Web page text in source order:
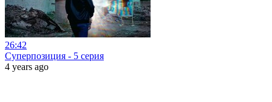
26:42
Суперпозиция - 5 серия
4 years ago